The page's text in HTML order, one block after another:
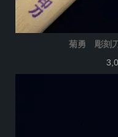
菊勇 彫刻